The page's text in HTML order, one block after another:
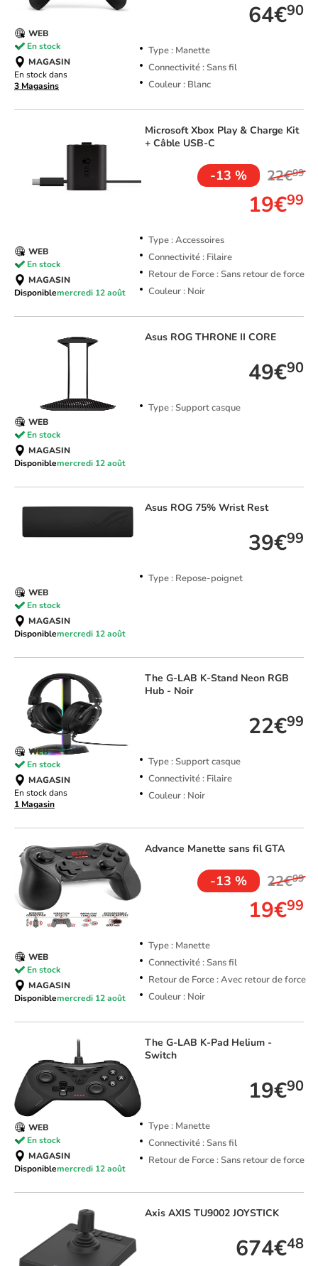
64€90
Type : Manette
Connectivité : Sans fil
Couleur : Blanc
WEB
En stock
MAGASIN
En stock dans
3 Magasins
MicrosoftXbox Play & Charge Kit
+ Câble USB-C
-13 % 22€99
19€99
Type : Accessoires
Connectivité : Filaire
Retour de Force : Sans retour de force
Couleur : Noir
WEB
En stock
MAGASIN
Disponiblemercredi 12 août
Asus ROG THRONE II CORE
49€90
Type : Support casque
WEB
En stock
MAGASIN
Disponiblemercredi 12 août
Asus ROG 75% Wrist Rest
39€99
Type : Repose-poignet
WEB
En stock
MAGASIN
Disponiblemercredi 12 août
The G-LAB K-Stand Neon RGB
Hub - Noir
22€99
Type : Support casque
Connectivité : Filaire
Couleur : Noir
WEB
En stock
MAGASIN
En stock dans
1 Magasin
Advance Manette sans fil GTA
-13 % 22€99
19€99
Type : Manette
Connectivité : Sans fil
Retour de Force : Avec retour de force
Couleur : Noir
WEB
En stock
MAGASIN
Disponiblemercredi 12 août
The G-LAB K-Pad Helium -
Switch
19€90
Type : Manette
Connectivité : Sans fil
Retour de Force : Sans retour de force
WEB
En stock
MAGASIN
Disponiblemercredi 12 août
Axis AXIS TU9002 JOYSTICK
674€48